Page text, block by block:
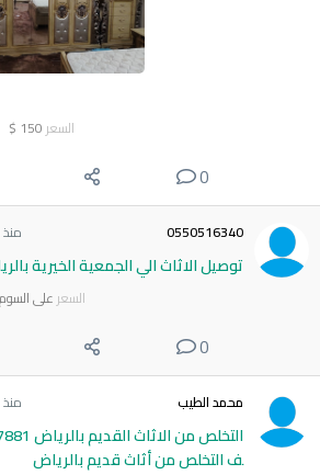
السعر 150
$
0
0550516340 منذ 10 ساعات
توصيل الاثاث الي الجمعية الخيرية بالرياض
السعر على السوم
0
محمد الطيب منذ 10 ساعات
ف التخلص من أثاث قديم بالرياض